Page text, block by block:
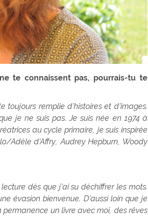
te connaissent pas, pourrais-tu te
remplie d’histoires et d’images.
je ne suis pas. Je suis née en 1974 à
au cycle primaire, je suis inspirée
Adèle d’Affry, Audrey Hepburn, Woody
dès que j’ai su déchiffrer les mots.
évasion bienvenue. D’aussi loin que je
permanence un livre avec moi, des rêves